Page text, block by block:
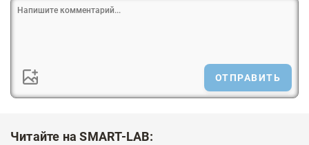
ОТПРАВИТЬ
Читайте на SMART-LAB: